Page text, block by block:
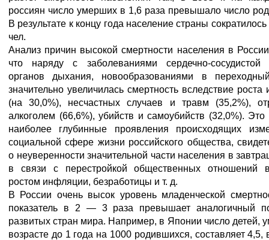
россиян число умерших в 1,6 раза превышало число
В результате к концу года население страны
чел.
Анализ причин высокой смертности населения в
что наряду с заболеваниями сердечно-сосудистой
органов дыхания, новообразованиями в
значительно увеличилась смертность вследствие роста
(на 30,0%), несчастных случаев и травм (35,2%),
алкоголем (66,6%), убийств и самоубийств (32,0%). Это
наиболее глубинные проявления происходящих
социальной сфере жизни российского общества,
о неуверенности значительной части населения в
в связи с перестройкой общественных отношений
ростом инфляции, безработицы и т. д.
В России очень высок уровень младенческой
показатель в 2 — 3 раза превышает аналогичный
развитых стран мира. Например, в Японии число детей,
возрасте до 1 года на 1000 родившихся, составляет